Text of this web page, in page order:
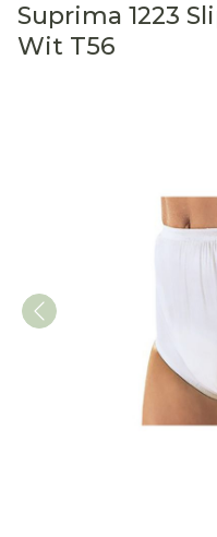
Suprima 1223
Wit T56